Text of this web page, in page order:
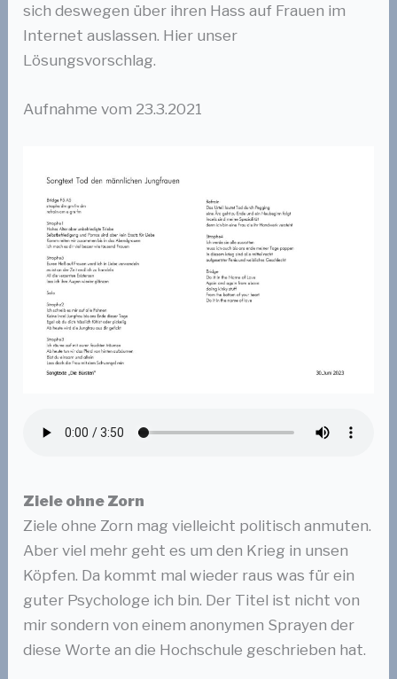
sich deswegen über ihren Hass auf Frauen im
Internet auslassen. Hier unser
Lösungsvorschlag.
Aufnahme vom 23.3.2021
Ziele ohne Zorn
Ziele ohne Zorn mag vielleicht politisch anmuten.
Aber viel mehr geht es um den Krieg in unsen
Köpfen. Da kommt mal wieder raus was für ein
guter Psychologe ich bin. Der Titel ist nicht von
mir sondern von einem anonymen Sprayen der
diese Worte an die Hochschule geschrieben hat.